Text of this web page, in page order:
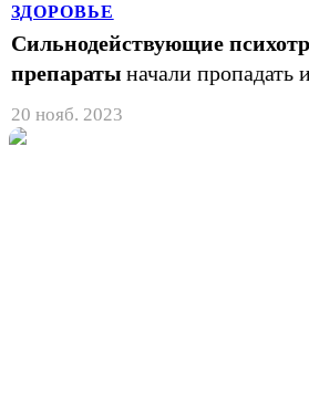
ЗДОРОВЬЕ
Сильнодействующие
препараты начали пропадать
20 нояб. 2023